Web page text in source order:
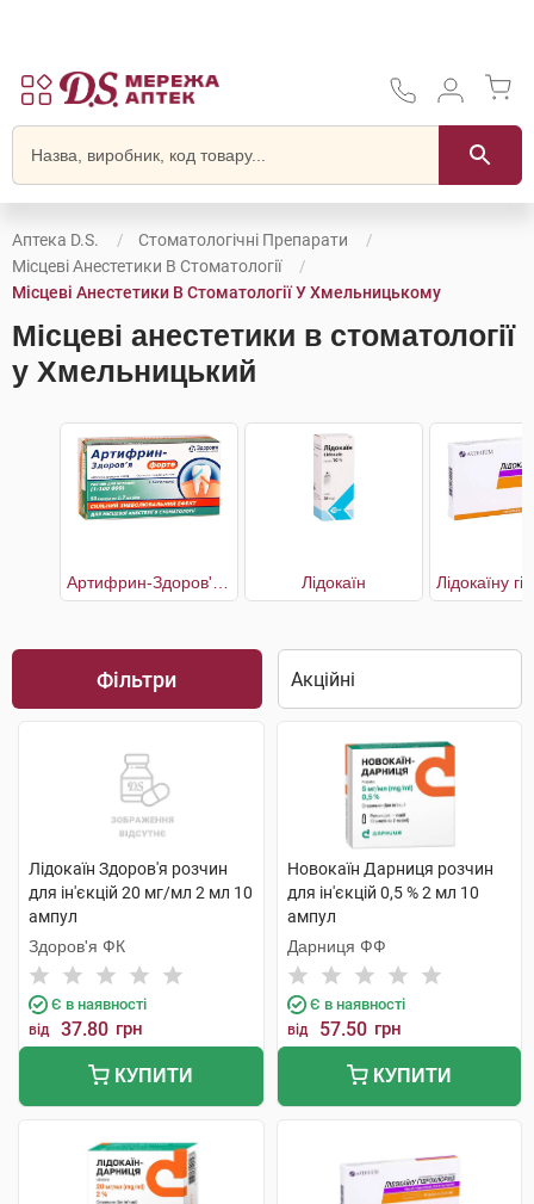
Аптека D.S.
Стоматологічні Препарати
Місцеві Анестетики В Стоматології
Місцеві Анестетики В Стоматології У Хмельницькому
Місцеві анестетики в стоматології
у Хмельницький
Лідокаїн
Фільтри
Лідокаїн Здоров'я розчин
для ін'єкцій 20 мг/мл 2 мл 10
ампул
Здоров'я ФК
Є в наявності
від 37.80 грн
КУПИТИ
Новокаїн Дарниця розчин
для ін'єкцій 0,5 % 2 мл 10
ампул
Дарниця ФФ
Є в наявності
від 57.50 грн
КУПИТИ